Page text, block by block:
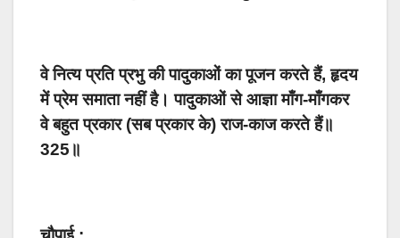
वे नित्य प्रति प्रभु की पादुकाओं का पूजन करते हैं, हृदय
में प्रेम समाता नहीं है। पादुकाओं से आज्ञा माँग-माँगकर
वे बहुत प्रकार (सब प्रकार के) राज-काज करते हैं॥
325॥